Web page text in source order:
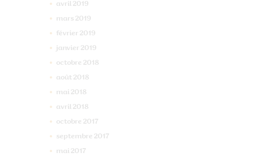
avril 2019
mars 2019
février 2019
janvier 2019
octobre 2018
août 2018
mai 2018
avril 2018
octobre 2017
septembre 2017
mai 2017